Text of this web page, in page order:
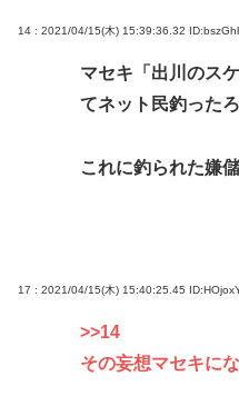
14 : 2021/04/15(木) 15:39:36.32
マセキ「出川のス
てネット民釣ったろ
これに釣られた嫌
17 : 2021/04/15(木) 15:40:25.45
>>14
その妄想マセキに